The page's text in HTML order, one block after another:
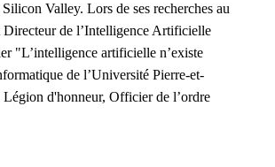
Valley. Lors de ses recherches au
Directeur de l’Intelligence Artificielle
"L’intelligence artificielle n’existe
de l’Université Pierre-et-
d'honneur, Officier de l’ordre